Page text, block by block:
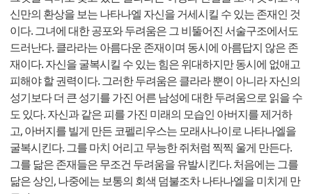
신만의 환상을 보는 나타나엘 자신을 거세시킬 수 있는 존재인 것
이다. 그녀에 대한 공포와 두려움은 그 비뚤어진 서술구조에서도
드러난다. 클라라는 아름다운 존재이며 동시에 아름답지 않은 존
재이다. 자신을 굴복시킬 수 있는 힘은 위대하지만 동시에 없애고
피해야 할 권력이다. 그러한 두려움은 클라라 뿐이 아니라 자신의
성기보다 더 큰 성기를 가진 어른 남성에 대한 두려움으로 읽을 수
도 있다. 자신과 같은 피를 가진 미래의 모습인 아버지를 제거하
고, 아버지를 빌게 만든 코펠리우스는 모래사나이로 나타나엘을
굴복시킨다. 그를 마치 어리고 무능한 쥐처럼 찍찍 울게 만든다.
그를 닮은 존재들은 무조건 두려움을 유발시킨다. 처음에는 그를
닮은 상인, 나중에는 보통의 회색 덤불조차 나타나엘을 미치게 만